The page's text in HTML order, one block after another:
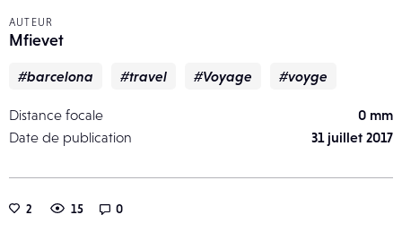
AUTEUR
Mfievet
#barcelona #travel #Voyage #voyge
Distance focale
0 mm
Date de publication
31 juillet 2017
2 15 0